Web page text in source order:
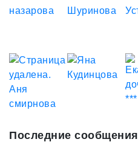
Последние сообщения